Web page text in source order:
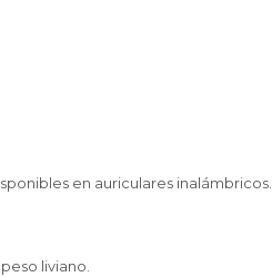
en auriculares inalámbricos.
liviano.